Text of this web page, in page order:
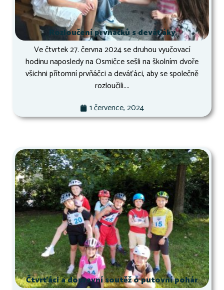
Rozloučení prvňáčků s deváťáky
Ve čtvrtek 27. června 2024 se druhou vyučovací
hodinu naposledy na Osmičce sešli na školním dvoře
všichni přítomní prvňáčci a deváťáci, aby se společně
rozloučili....
1 července, 2024
Čtvrťáci a dopravní soutěž o putovní pohár